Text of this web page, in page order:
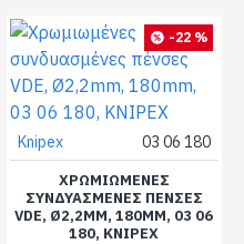
-22 %
Knipex 03 06 180
ΧΡΩΜΙΩΜΈΝΕΣ
ΣΥΝΔΥΑΣΜΈΝΕΣ ΠΈΝΣΕΣ
VDE, Ø2,2MM, 180MM, 03 06
180, KNIPEX